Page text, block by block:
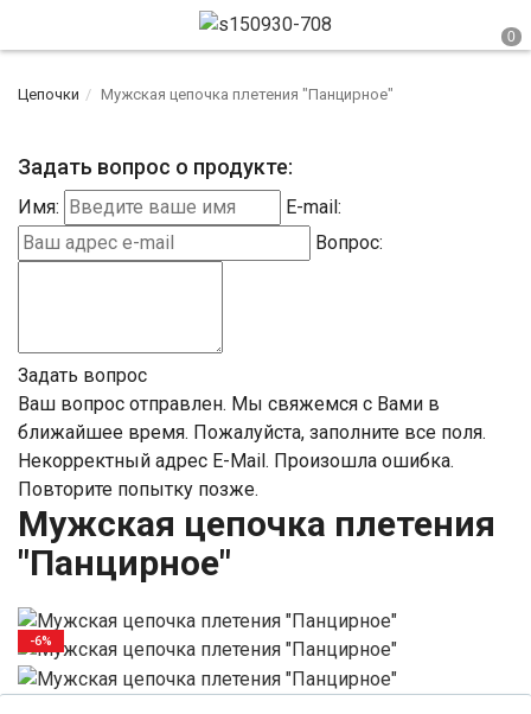
Цепочки Мужская цепочка плетения "Панцирное"
Задать вопрос о продукте:
Имя:
E-mail:
Вопрос:
Задать вопрос
Ваш вопрос отправлен. Мы свяжемся с Вами в
ближайшее время. Пожалуйста, заполните все поля.
Некорректный адрес E-Mail. Произошла ошибка.
Повторите попытку позже.
Мужская цепочка плетения
"Панцирное"
-6%